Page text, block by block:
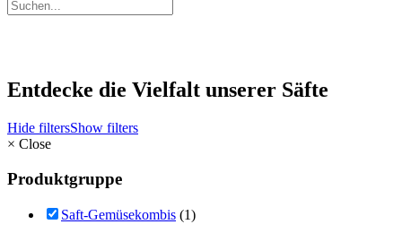
Entdecke die Vielfalt unserer Säfte
Hide filtersShow filters
× Close
Produktgruppe
Saft-Gemüsekombis (1)